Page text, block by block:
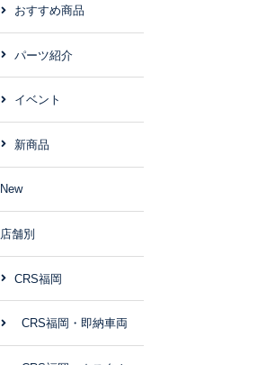
おすすめ商品
パーツ紹介
イベント
新商品
New
店舗別
CRS福岡
CRS福岡・即納車両